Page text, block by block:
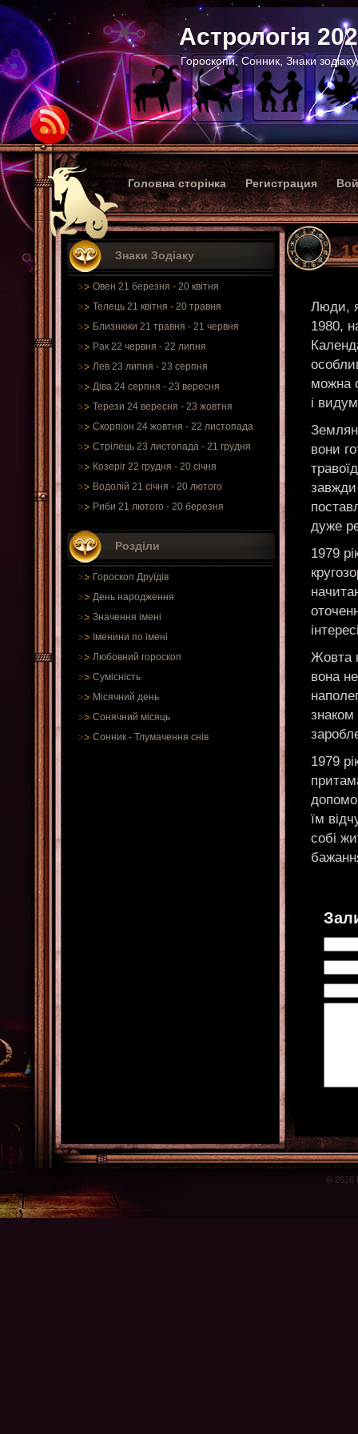
Астрологія
Гороскопи, Сонник, Знаки
Головна сторінка Регистрация
Знаки Зодіаку
Овен 21 березня - 20 квітня
Телець 21 квітня - 20 травня
Близнюки 21 травня - 21 червня
Рак 22 червня - 22 липня
Лев 23 липня - 23 серпня
Діва 24 серпня - 23 вересня
Терези 24 вересня - 23 жовтня
Скорпіон 24 жовтня - 22 листопада
Стрілець 23 листопада - 21 грудня
Козеріг 22 грудня - 20 січня
Водолій 21 січня - 20 лютого
Риби 21 лютого - 20 березня
Розділи
Гороскоп Друїдів
День народження
Значення імені
Іменини по імені
Любовний гороскоп
Сумісність
Місячний день
Сонячний місяць
Сонник - Тлумачення снів
Люди,
1980,
можна
і
вони
дуже
1979
Жовта
вона
знаком
1979
їм
собі
© 2026